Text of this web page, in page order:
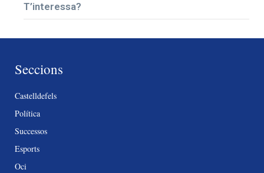
T’interessa?
Seccions
Castelldefels
Política
Successos
Esports
Oci